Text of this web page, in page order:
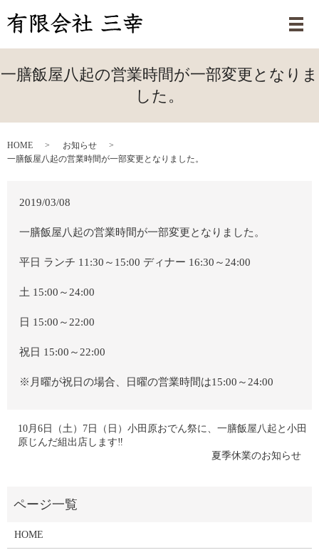
メ
一膳飯屋八起の営業時間が一部変更となりま
した。
HOME
お知らせ
一膳飯屋八起の営業時間が一部変更となりました。
2019/03/08
一膳飯屋八起の営業時間が一部変更となりました。
平日 ランチ 11:30～15:00 ディナー 16:30～24:00
土 15:00～24:00
日 15:00～22:00
祝日 15:00～22:00
※月曜が祝日の場合、日曜の営業時間は15:00～24:00
10月6日（土）7日（日）小田原おでん祭に、一膳飯屋八起と小田
原じんだ組出店します‼
夏季休業のお知らせ
HOME